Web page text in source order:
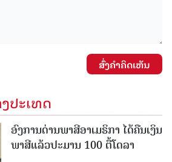
ສົ່ງຄໍາຄິດເຫັນ
ປະເທດ
ອົງການດ່ານພາສີອາເມຣິກາ ໄດ້ຄືນເງິນ
ພາສີແລ້ວປະມານ 100 ຕື້ໂດລາ